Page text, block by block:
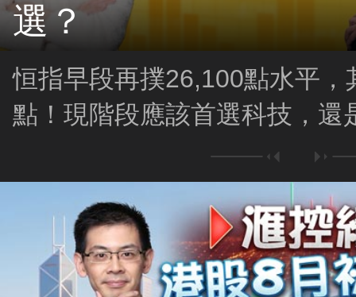
選？
恒指早段再撲26,100點水平，
點！現階段應該首選科技，還
SK海力士韓股日內表現反覆
象？可否偷步儲貨？